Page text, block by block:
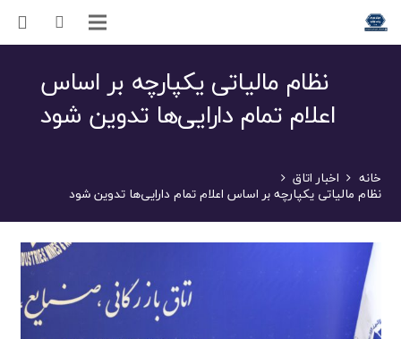
نظام مالیاتی یکپارچه بر اساس
اعلام تمام دارایی‌ها تدوین شود
خانه اخبار اتاق
نظام مالیاتی یکپارچه بر اساس اعلام تمام دارایی‌ها تدوین شود